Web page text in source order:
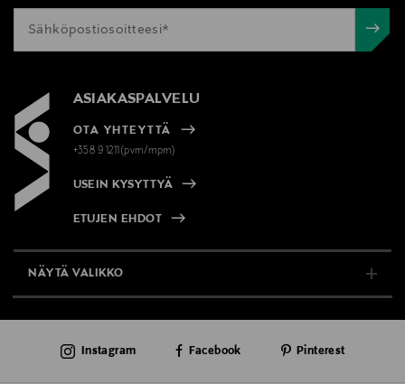
ASIAKASPALVELU
OTA YHTEYTTÄ
+358 9 1211(pvm/mpm)
USEIN KYSYTTYÄ
ETUJEN EHDOT
NÄYTÄ VALIKKO
AJANKOHTAISTA
Instagram Facebook Pinterest